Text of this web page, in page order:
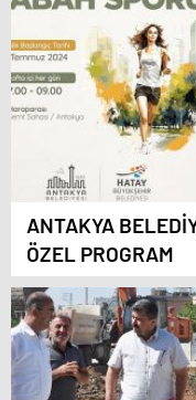
ANTAKYA
ÖZEL PROGRAM